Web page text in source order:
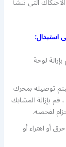
استبدال:
لوحة
توصيله بمحرك
قم بإزالة المشابك
لفحصه.
أو اهتراء أو